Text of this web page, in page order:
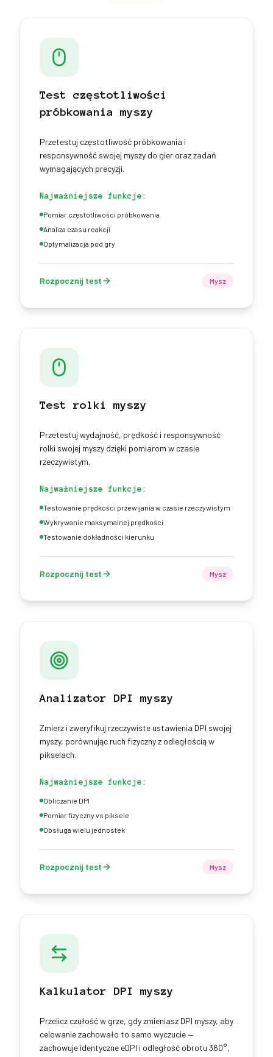
Test częstotliwości
próbkowania myszy
Przetestuj częstotliwość próbkowania i
responsywność swojej myszy do gier oraz zadań
wymagających precyzji.
Najważniejsze funkcje:
Pomiar częstotliwości próbkowania
Analiza czasu reakcji
Optymalizacja pod gry
Rozpocznij test Mysz
Test rolki myszy
Przetestuj wydajność, prędkość i responsywność
rolki swojej myszy dzięki pomiarom w czasie
rzeczywistym.
Najważniejsze funkcje:
Testowanie prędkości przewijania w czasie rzeczywistym
Wykrywanie maksymalnej prędkości
Testowanie dokładności kierunku
Rozpocznij test Mysz
Analizator DPI myszy
Zmierz i zweryfikuj rzeczywiste ustawienia DPI swojej
myszy, porównując ruch fizyczny z odległością w
pikselach.
Najważniejsze funkcje:
Obliczanie DPI
Pomiar fizyczny vs piksele
Obsługa wielu jednostek
Rozpocznij test Mysz
Kalkulator DPI myszy
Przelicz czułość w grze, gdy zmieniasz DPI myszy, aby
celowanie zachowało to samo wyczucie —
zachowuje identyczne eDPI i odległość obrotu 360°,